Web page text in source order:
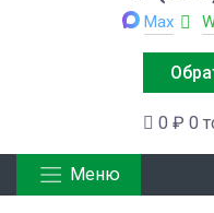
Max
0 ₽ 0
Меню